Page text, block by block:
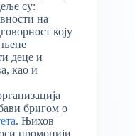
су:
на
коју
њене
деце и
као и
бригом о
. Њихов
промоцији